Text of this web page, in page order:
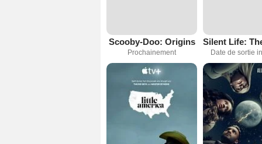
Scooby-Doo: Origins
Prochainement Date de sortie